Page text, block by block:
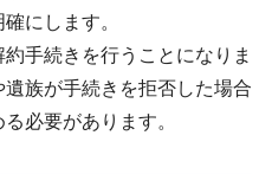
にします。
手続きを行うことになりま
族が手続きを拒否した場合
必要があります。